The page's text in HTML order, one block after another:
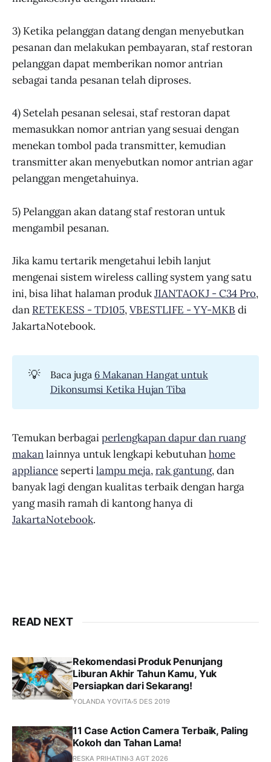
3) Ketika pelanggan datang dengan menyebutkan
pesanan dan melakukan pembayaran, staf restoran
pelanggan dapat memberikan nomor antrian
sebagai tanda pesanan telah diproses.
4) Setelah pesanan selesai, staf restoran dapat
memasukkan nomor antrian yang sesuai dengan
menekan tombol pada transmitter, kemudian
transmitter akan menyebutkan nomor antrian agar
pelanggan mengetahuinya.
5) Pelanggan akan datang staf restoran untuk
mengambil pesanan.
Jika kamu tertarik mengetahui lebih lanjut
mengenai sistem wireless calling system yang satu
ini, bisa lihat halaman produkJIANTAOKJ - C34 Pro,
dan RETEKESS - TD105,VBESTLIFE - YY-MKB di
JakartaNotebook.
💡 Baca juga 6 Makanan Hangat untuk
Dikonsumsi Ketika Hujan Tiba
Temukan berbagaiperlengkapan dapur dan ruang
makanlainnya untuk lengkapi kebutuhanhome
appliance sepertilampu meja,rak gantung, dan
banyak lagi dengan kualitas terbaik dengan harga
yang masih ramah di kantong hanya di
JakartaNotebook.
READ NEXT
Rekomendasi Produk Penunjang
Liburan Akhir Tahun Kamu, Yuk
Persiapkan dari Sekarang!
YOLANDA YOVITA 5 DES 2019
11 Case Action Camera Terbaik, Paling
Kokoh dan Tahan Lama!
RESKA PRIHATINI 3 AGT 2026